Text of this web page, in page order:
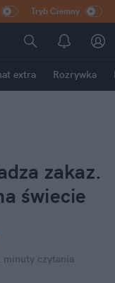
Tryb Ciemny
extra Rozrywka
zakaz.
świecie
minuty czytania